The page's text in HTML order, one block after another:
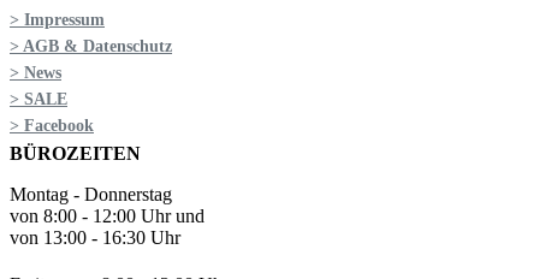
> Impressum
> AGB & Datenschutz
> News
> SALE
> Facebook
BÜROZEITEN
Montag - Donnerstag
von 8:00 - 12:00 Uhr und
von 13:00 - 16:30 Uhr